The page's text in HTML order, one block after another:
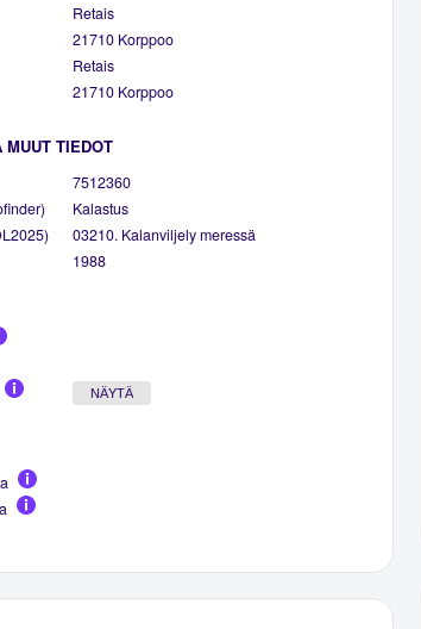
Retais
21710 Korppoo
Retais
21710 Korppoo
TIEDOT
7512360
Kalastus
03210. Kalanviljely meressä
1988
NÄYTÄ